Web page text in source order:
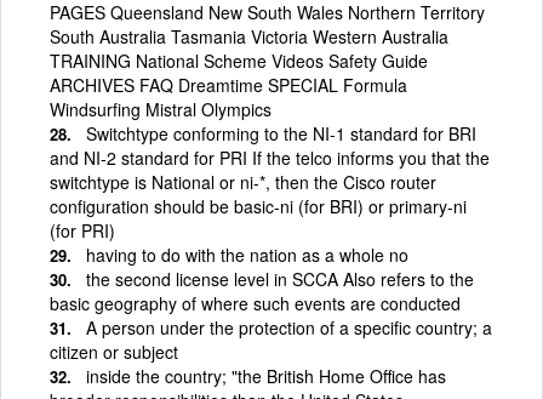
PAGES Queensland New South Wales Northern Territory
South Australia Tasmania Victoria Western Australia
TRAINING National Scheme Videos Safety Guide
ARCHIVES FAQ Dreamtime SPECIAL Formula
Windsurfing Mistral Olympics
Switchtype conforming to the NI-1 standard for BRI
and NI-2 standard for PRI If the telco informs you that the
switchtype is National or ni-*, then the Cisco router
configuration should be basic-ni (for BRI) or primary-ni
(for PRI)
having to do with the nation as a whole no
the second license level in SCCA Also refers to the
basic geography of where such events are conducted
A person under the protection of a specific country; a
citizen or subject
inside the country; "the British Home Office has